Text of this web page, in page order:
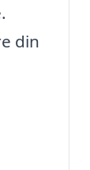
din